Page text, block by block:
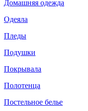
Домашняя одежда
Одеяла
Пледы
Подушки
Покрывала
Полотенца
Постельное белье